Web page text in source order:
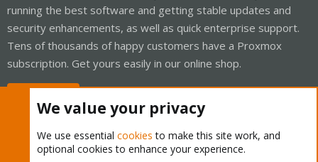
running the best software and getting stable updates and
security enhancements, as well as quick enterprise support.
Tens of thousands of happy customers have a Proxmox
subscription. Get yours easily in our online shop.
We value your privacy
We use essential cookies to make this site work, and
optional cookies to enhance your experience.